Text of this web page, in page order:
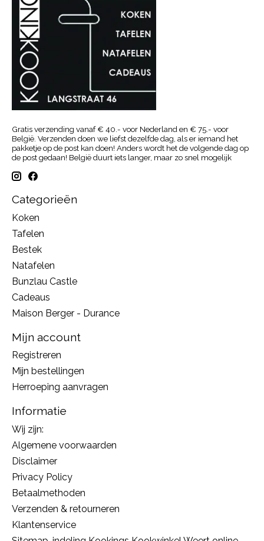
Gratis verzending vanaf € 40.- voor Nederland en € 75.- voor
België. Verzenden doen we liefst dezelfde dag, als er iemand het
pakketje op de post kan doen! Anders wordt het de volgende dag op
de post gedaan! België duurt iets langer, maar zo snel mogelijk
Categorieën
Koken
Tafelen
Bestek
Natafelen
Bunzlau Castle
Cadeaus
Maison Berger - Durance
Mijn account
Registreren
Mijn bestellingen
Herroeping aanvragen
Informatie
Wij zijn:
Algemene voorwaarden
Disclaimer
Privacy Policy
Betaalmethoden
Verzenden & retourneren
Klantenservice